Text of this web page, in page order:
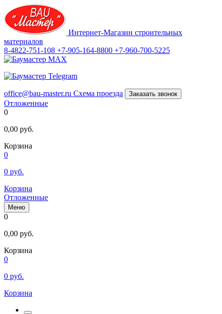
Интернет-Магазин строительных
материалов
8-4822-751-108 +7-905-164-8800 +7-960-700-5225
office@bau-master.ru Схема проезда Заказать звонок
Отложенные
0
0,00 руб.
Корзина
0
0 руб.
Корзина
Отложенные
Меню
0
0,00 руб.
Корзина
0
0 руб.
Корзина